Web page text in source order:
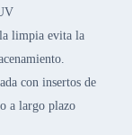
limpia evita la
con insertos de
a largo plazo